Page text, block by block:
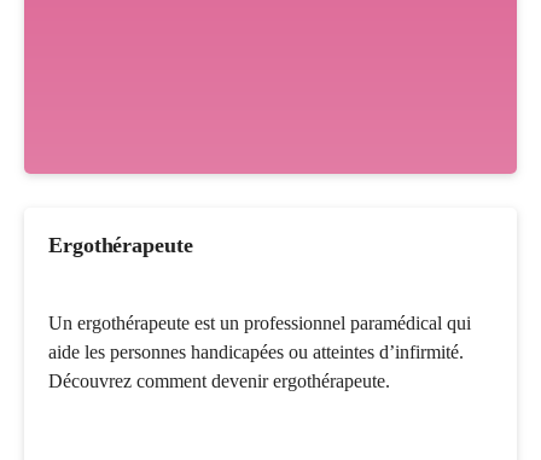
Ergothérapeute
Un ergothérapeute est un professionnel paramédical qui
aide les personnes handicapées ou atteintes d’infirmité.
Découvrez comment devenir ergothérapeute.